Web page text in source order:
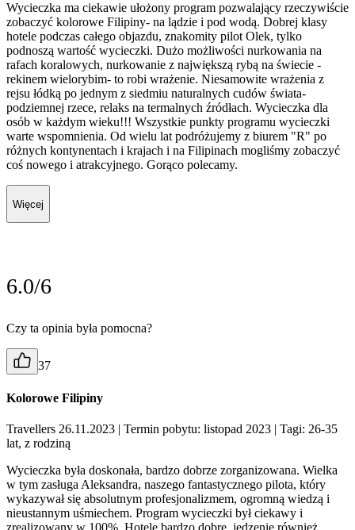
Wycieczka ma ciekawie ułożony program pozwalający rzeczywiście
zobaczyć kolorowe Filipiny- na lądzie i pod wodą. Dobrej klasy
hotele podczas całego objazdu, znakomity pilot Olek, tylko
podnoszą wartość wycieczki. Dużo możliwości nurkowania na
rafach koralowych, nurkowanie z największą rybą na świecie -
rekinem wielorybim- to robi wrażenie. Niesamowite wrażenia z
rejsu łódką po jednym z siedmiu naturalnych cudów świata-
podziemnej rzece, relaks na termalnych źródłach. Wycieczka dla
osób w każdym wieku!!! Wszystkie punkty programu wycieczki
warte wspomnienia. Od wielu lat podróżujemy z biurem "R" po
różnych kontynentach i krajach i na Filipinach mogliśmy zobaczyć
coś nowego i atrakcyjnego. Gorąco polecamy.
Więcej
6.0/6
Czy ta opinia była pomocna?
37
Kolorowe Filipiny
Travellers 26.11.2023 | Termin pobytu: listopad 2023 | Tagi: 26-35
lat, z rodziną
Wycieczka była doskonała, bardzo dobrze zorganizowana. Wielka
w tym zasługa Aleksandra, naszego fantastycznego pilota, który
wykazywał się absolutnym profesjonalizmem, ogromną wiedzą i
nieustannym uśmiechem. Program wycieczki był ciekawy i